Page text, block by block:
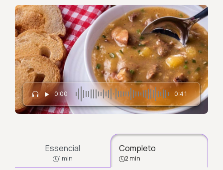
0:00 0:41
Essencial
1 min
Completo
2 min